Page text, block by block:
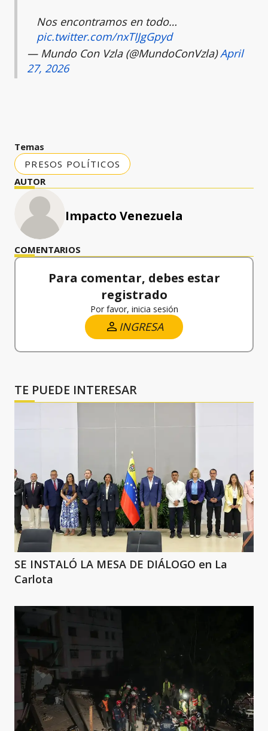
Nos encontramos en todo…
pic.twitter.com/nxTIJgGpyd
— Mundo Con Vzla (@MundoConVzla)April
27, 2026
Temas
PRESOS POLÍTICOS
AUTOR
Impacto Venezuela
COMENTARIOS
Para comentar, debes estar
registrado
Por favor, inicia sesión
INGRESA
TE PUEDE INTERESAR
SE INSTALÓ LA MESA DE DIÁLOGO en La
Carlota